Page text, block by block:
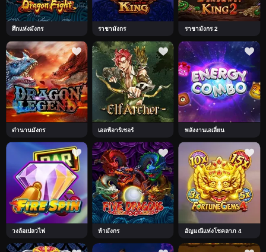
ศึกแห่งมังกร ราชามังกร ราชามังกร 2
ตำนานมังกร เอลฟ์อาร์เชอร์ พลังงานเอเลี่ยน
วงล้อเปลวไฟ ห้ามังกร อัญมณีแห่งโชคลาภ 4